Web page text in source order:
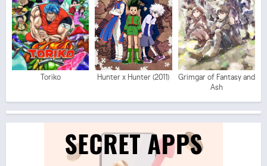
Toriko Hunter x Hunter (2011)
Grimgar of Fantasy and
Ash